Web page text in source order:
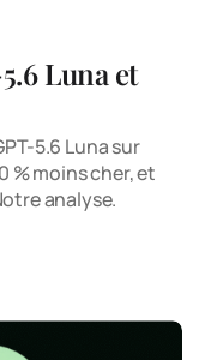
Luna et
5.6 Luna sur
% moins cher, et
analyse.